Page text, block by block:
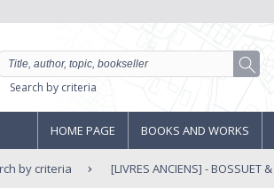
Search by criteria
HOME PAGE BOOKS AND WORKS
by criteria [LIVRES ANCIENS] - BOSSUET &